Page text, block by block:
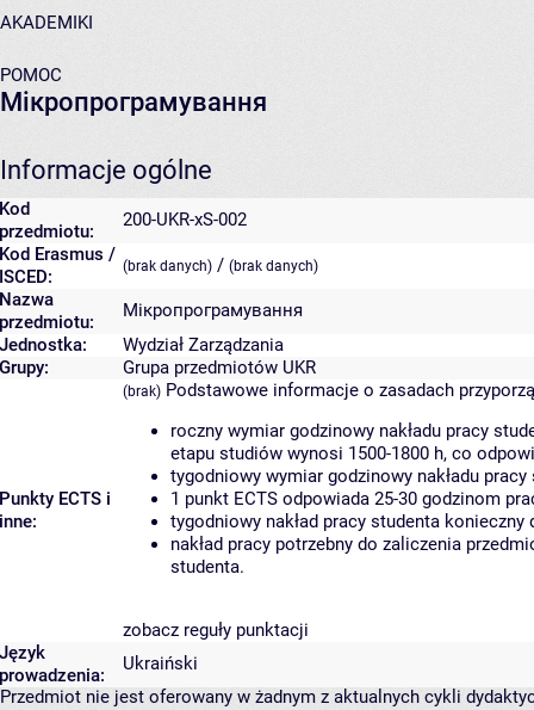
AKADEMIKI
POMOC
Мікропрограмування
Informacje ogólne
Kod
przedmiotu:
200-UKR-xS-002
Kod Erasmus /
ISCED:
(brak danych) / (brak danych)
Nazwa
przedmiotu:
Мікропрограмування
Jednostka:
Wydział Zarządzania
Grupy:
Grupa przedmiotów UKR
Punkty ECTS i
inne:
(brak) Podstawowe informacje o zasadach
roczny wymiar godzinowy nakładu pracy
etapu studiów wynosi 1500-1800 h, co
tygodniowy wymiar godzinowy nakładu
1 punkt ECTS odpowiada 25-30 godzinom
tygodniowy nakład pracy studenta
nakład pracy potrzebny do zaliczenia
studenta.
zobacz reguły punktacji
Język
prowadzenia:
Ukraiński
Przedmiot nie jest oferowany w żadnym z aktualnych cykli